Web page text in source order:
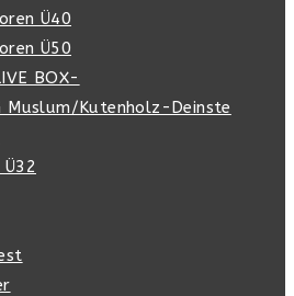
Ü40
Ü50
BOX-
Muslum/Kutenholz-Deinste